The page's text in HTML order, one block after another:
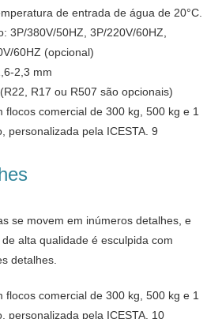
de entrada de água de 20°C.
3P/380V/50HZ, 3P/220V/60HZ,
60HZ (opcional)
2,3 mm
R17 ou R507 são opcionais)
se movem em inúmeros detalhes, e
alta qualidade é esculpida com
detalhes.